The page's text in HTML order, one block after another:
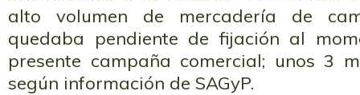
alto volumen de mercadería de
quedaba pendiente de fijación al
presente campaña comercial; unos 3
según información de SAGyP.